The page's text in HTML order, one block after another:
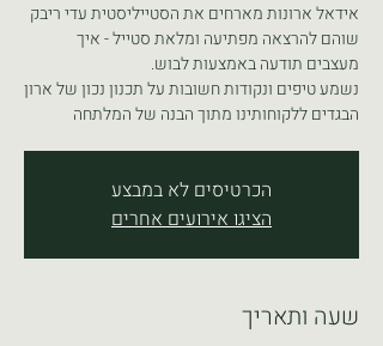
אידאל ארונות מארחים את הסטייליסטית עדי ריבק
שוהם להרצאה מפתיעה ומלאת סטייל - איך
נשמע טיפים ונקודות חשובות על תכנון נכון של ארון
הבגדים ללקוחותינו מתוך הבנה של המלתחה
הכרטיסים לא במבצע
הציגו אירועים אחרים
שעה ותאריך